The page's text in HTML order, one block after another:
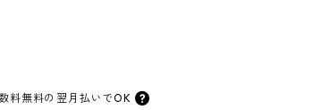
料無料の 翌月払いでOK